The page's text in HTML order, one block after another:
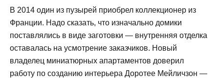
В 2014 один из пузырей приобрел коллекционер из
Франции. Надо сказать, что изначально домики
поставлялись в виде заготовки — внутренняя отделка
оставалась на усмотрение заказчиков. Новый
владелец миниатюрных апартаментов доверил
работу по созданию интерьера Доротее Мейличзон —